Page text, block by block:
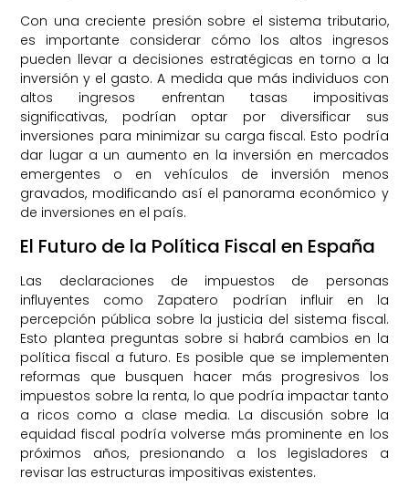
Con una creciente presión sobre el sistema tributario,
es importante considerar cómo los altos ingresos
pueden llevar a decisiones estratégicas en torno a la
inversión y el gasto. A medida que más individuos con
altos ingresos enfrentan tasas impositivas
significativas, podrían optar por diversificar sus
inversiones para minimizar su carga fiscal. Esto podría
dar lugar a un aumento en la inversión en mercados
emergentes o en vehículos de inversión menos
gravados, modificando así el panorama económico y
de inversiones en el país.
El Futuro de la Política Fiscal en España
Las declaraciones de impuestos de personas
influyentes como Zapatero podrían influir en la
percepción pública sobre la justicia del sistema fiscal.
Esto plantea preguntas sobre si habrá cambios en la
política fiscal a futuro. Es posible que se implementen
reformas que busquen hacer más progresivos los
impuestos sobre la renta, lo que podría impactar tanto
a ricos como a clase media. La discusión sobre la
equidad fiscal podría volverse más prominente en los
próximos años, presionando a los legisladores a
revisar las estructuras impositivas existentes.